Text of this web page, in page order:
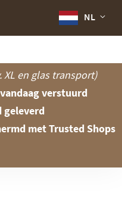
NL
XL en glas transport)
verstuurd
geleverd
met Trusted Shops